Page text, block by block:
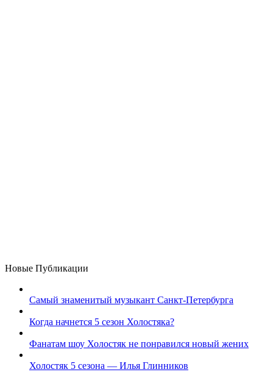
Новые Публикации
Самый знаменитый музыкант Санкт-Петербурга
Когда начнется 5 сезон Холостяка?
Фанатам шоу Холостяк не понравился новый жених
Холостяк 5 сезона — Илья Глинников